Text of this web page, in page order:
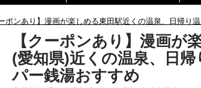
ポンあり】漫画が楽しめる東田駅近くの温泉、日帰り
【クーポンあり】漫画が
(愛知県)近くの温泉、日帰
パー銭湯おすすめ